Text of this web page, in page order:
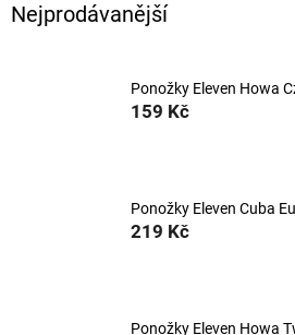
Nejprodávanější
Ponožky Eleven Howa
159 Kč
Ponožky Eleven Cuba
219 Kč
Ponožky Eleven Howa